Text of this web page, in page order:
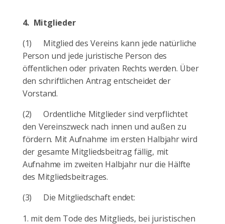
4. Mitglieder
(1) Mitglied des Vereins kann jede natürliche
Person und jede juristische Person des
öffentlichen oder privaten Rechts werden. Über
den schriftlichen Antrag entscheidet der
Vorstand.
(2)Ordentliche Mitglieder sind verpflichtet
den Vereinszweck nach innen und außen zu
fördern. Mit Aufnahme im ersten Halbjahr wird
der gesamte Mitgliedsbeitrag fällig, mit
Aufnahme im zweiten Halbjahr nur die Hälfte
des Mitgliedsbeitrages.
(3) Die Mitgliedschaft endet:
mit dem Tode des Mitglieds, bei juristischen